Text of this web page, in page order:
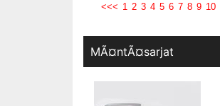
<<< 1 2 3 4 5 6 7 8 9 10
MÃ¤ntÃ¤sarjat